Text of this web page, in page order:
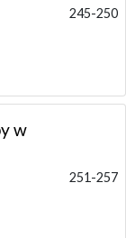
245-250
w
251-257